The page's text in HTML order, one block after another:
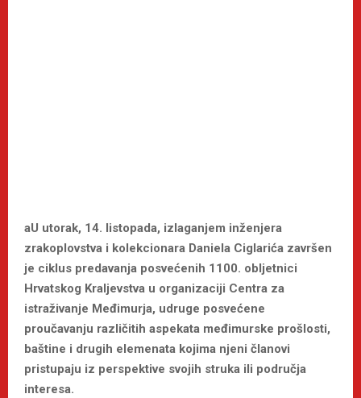
aU utorak, 14. listopada, izlaganjem inženjera
zrakoplovstva i kolekcionara Daniela Ciglarića završen
je ciklus predavanja posvećenih 1100. obljetnici
Hrvatskog Kraljevstva u organizaciji Centra za
istraživanje Međimurja, udruge posvećene
proučavanju različitih aspekata međimurske prošlosti,
baštine i drugih elemenata kojima njeni članovi
pristupaju iz perspektive svojih struka ili područja
interesa.